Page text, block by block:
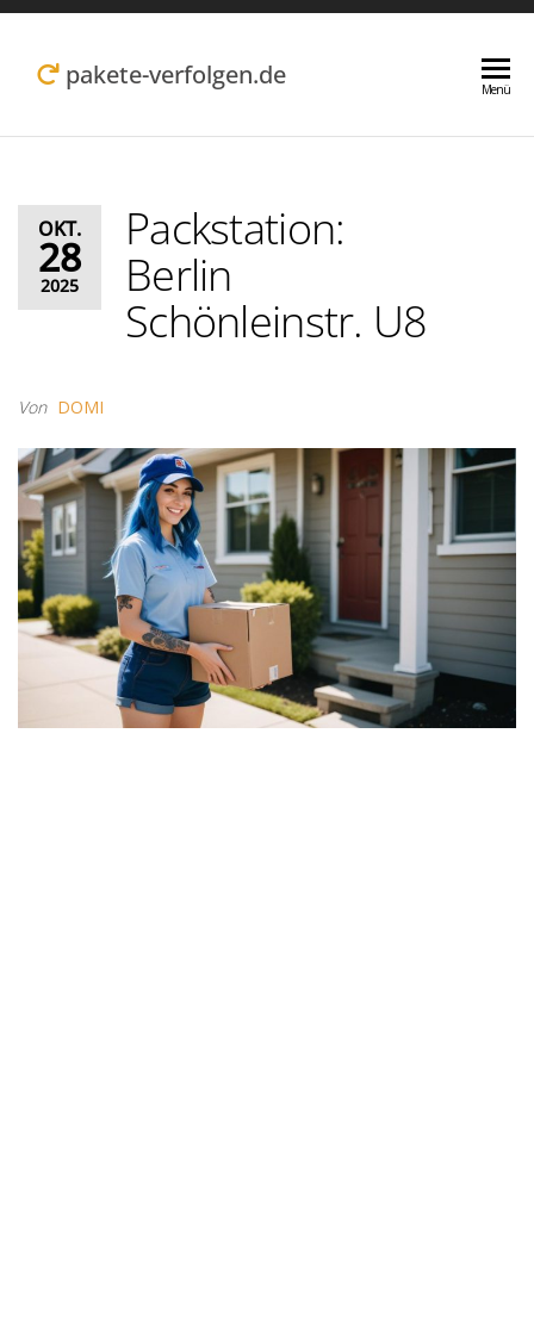
Zum
Inhalt pakete-verfolgen.de Menü
OKT.
28
2025
Packstation:
Berlin
Schönleinstr. U8
Von DOMI